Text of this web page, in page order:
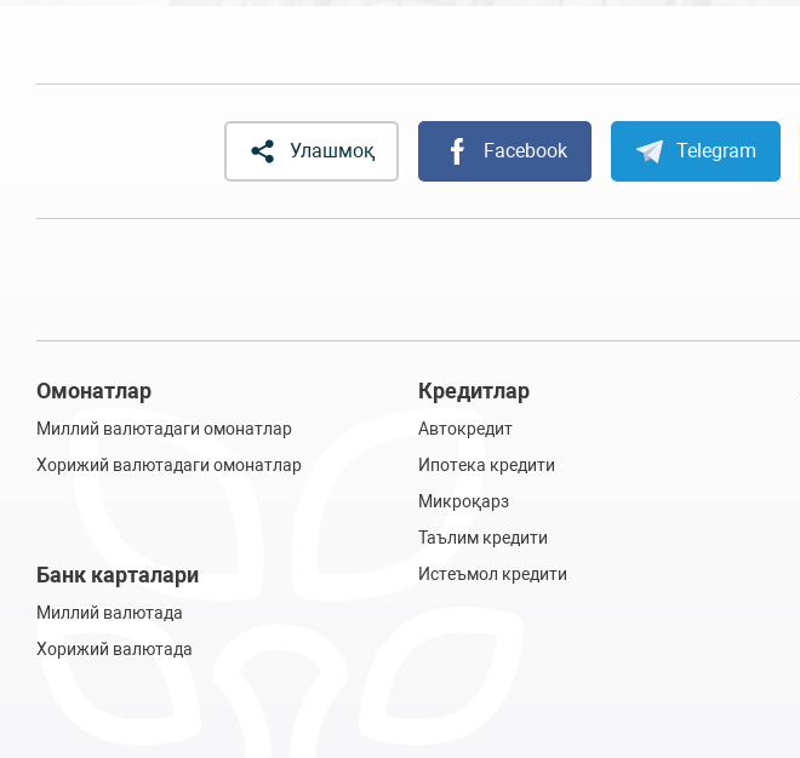
Улашмоқ Facebook Telegram
Омонатлар
Миллий валютадаги омонатлар
Хорижий валютадаги омонатлар
Банк карталари
Миллий валютада
Хорижий валютада
Кредитлар
Автокредит
Ипотека кредити
Микроқарз
Таълим кредити
Истеъмол кредити